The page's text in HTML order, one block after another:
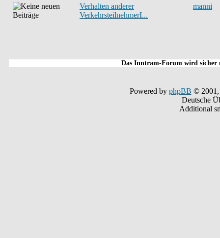
Verhalten anderer
VerkehrsteilnehmerI...
manni
Das Inntram-Forum wird sicher
Powered by phpBB © 2001,
Deutsche
Additional